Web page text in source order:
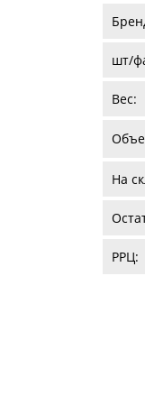
шт/
Вес:
На
РРЦ: